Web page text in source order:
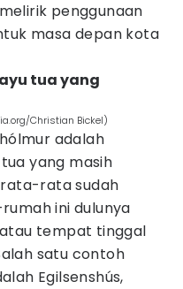
penggunaan
masa depan kota
tua yang
Christian Bickel)
adalah
yang masih
rata sudah
ini dulunya
tempat tinggal
satu contoh
Egilsenshús,